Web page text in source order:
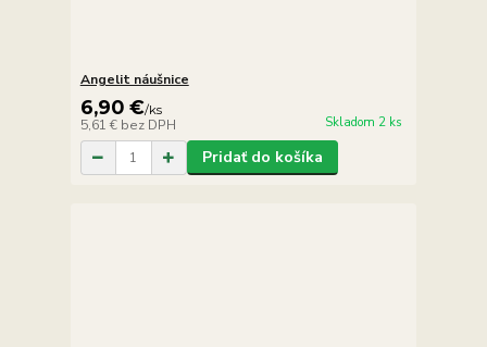
Angelit náušnice
6,90 €/ks
5,61 € bez DPH Skladom 2 ks
Pridať do košíka